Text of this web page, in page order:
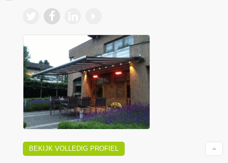
BEKIJK VOLLEDIG PROFIEL